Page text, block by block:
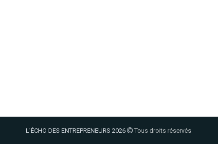
L'ÉCHO DES ENTREPRENEURS 2026 Tous droits réservés